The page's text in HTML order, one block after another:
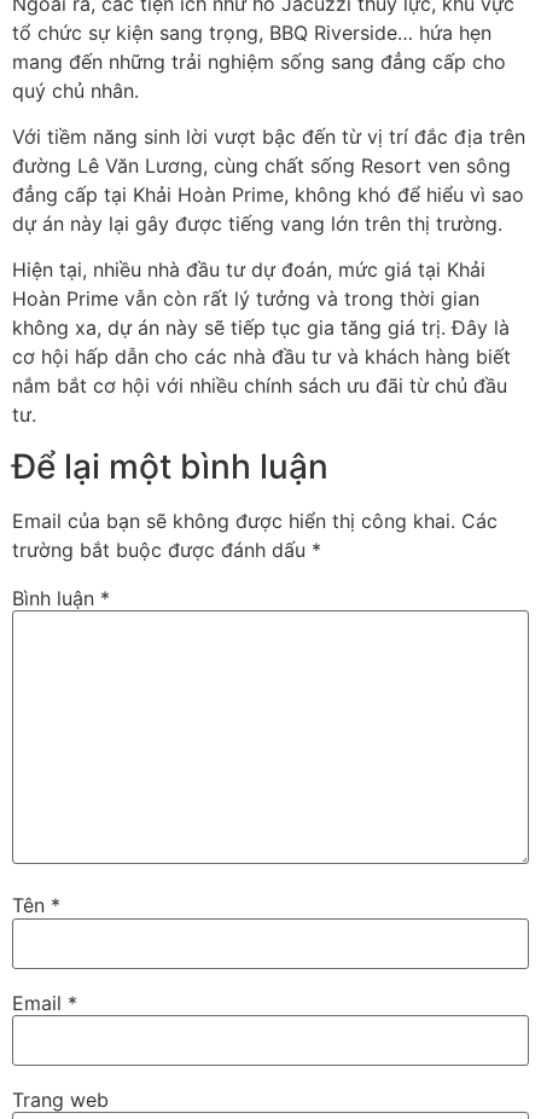
tổ chức sự kiện sang trọng, BBQ Riverside… hứa hẹn
mang đến những trải nghiệm sống sang đẳng cấp cho
quý chủ nhân.
Với tiềm năng sinh lời vượt bậc đến từ vị trí đắc địa trên
đường Lê Văn Lương, cùng chất sống Resort ven sông
đẳng cấp tại Khải Hoàn Prime, không khó để hiểu vì sao
dự án này lại gây được tiếng vang lớn trên thị trường.
Hiện tại, nhiều nhà đầu tư dự đoán, mức giá tại Khải
Hoàn Prime vẫn còn rất lý tưởng và trong thời gian
không xa, dự án này sẽ tiếp tục gia tăng giá trị. Đây là
cơ hội hấp dẫn cho các nhà đầu tư và khách hàng biết
nắm bắt cơ hội với nhiều chính sách ưu đãi từ chủ đầu
tư.
Để lại một bình luận
Email của bạn sẽ không được hiển thị công khai. Các
trường bắt buộc được đánh dấu *
Bình luận *
Tên *
Email *
Trang web